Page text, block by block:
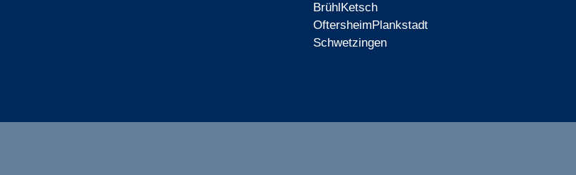
BrühlKetsch
OftersheimPlankstadt
Schwetzingen